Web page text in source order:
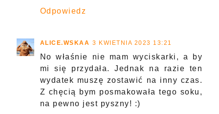
Odpowiedz
ALICE.WSKAA 3 KWIETNIA 2023 13:21
No właśnie nie mam wyciskarki, a by
mi się przydała. Jednak na razie ten
wydatek muszę zostawić na inny czas.
Z chęcią bym posmakowała tego soku,
na pewno jest pyszny! :)